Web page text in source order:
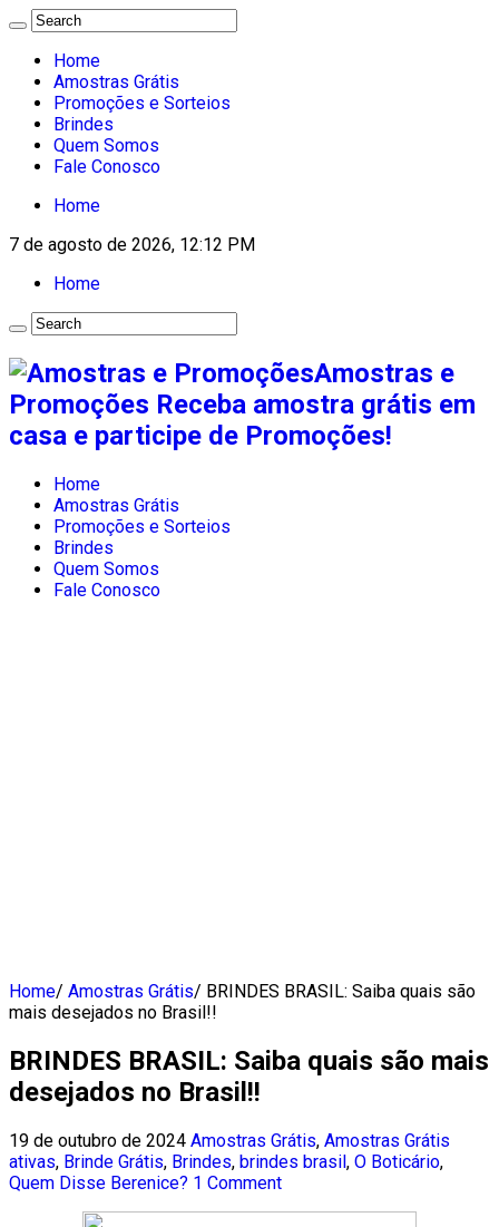
Home
Amostras Grátis
Promoções e Sorteios
Brindes
Quem Somos
Fale Conosco
Home
7 de agosto de 2026, 12:12 PM
Home
Amostras e
Promoções Receba amostra grátis em
casa e participe de Promoções!
Home
Amostras Grátis
Promoções e Sorteios
Brindes
Quem Somos
Fale Conosco
Home/ Amostras Grátis/ BRINDES BRASIL: Saiba quais são
mais desejados no Brasil!!
BRINDES BRASIL: Saiba quais são mais
desejados no Brasil!!
19 de outubro de 2024 Amostras Grátis, Amostras Grátis
ativas, Brinde Grátis, Brindes, brindes brasil, O Boticário,
Quem Disse Berenice? 1 Comment